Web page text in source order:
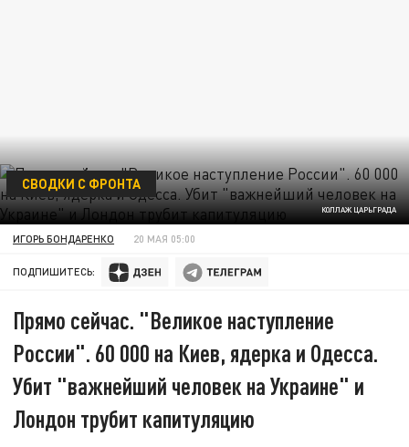
КОЛЛАЖ ЦАРЬГРАДА
СВОДКИ С ФРОНТА
ИГОРЬ БОНДАРЕНКО 20 МАЯ 05:00
ПОДПИШИТЕСЬ:
Прямо сейчас. "Великое наступление
России". 60 000 на Киев, ядерка и Одесса.
Убит "важнейший человек на Украине" и
Лондон трубит капитуляцию